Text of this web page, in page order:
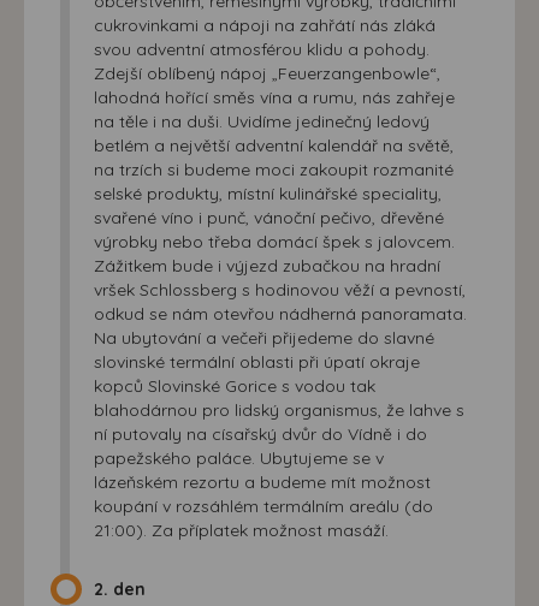
cukrovinkami a nápoji na zahřátí nás zláká
svou adventní atmosférou klidu a pohody.
Zdejší oblíbený nápoj „Feuerzangenbowle“,
lahodná hořící směs vína a rumu, nás zahřeje
na těle i na duši. Uvidíme jedinečný ledový
betlém a největší adventní kalendář na světě,
na trzích si budeme moci zakoupit rozmanité
selské produkty, místní kulinářské speciality,
svařené víno i punč, vánoční pečivo, dřevěné
výrobky nebo třeba domácí špek s jalovcem.
Zážitkem bude i výjezd zubačkou na hradní
vršek Schlossberg s hodinovou věží a pevností,
odkud se nám otevřou nádherná panoramata.
Na ubytování a večeři přijedeme do slavné
slovinské termální oblasti při úpatí okraje
kopců Slovinské Gorice s vodou tak
blahodárnou pro lidský organismus, že lahve s
ní putovaly na císařský dvůr do Vídně i do
papežského paláce. Ubytujeme se v
lázeňském rezortu a budeme mít možnost
koupání v rozsáhlém termálním areálu (do
21:00). Za příplatek možnost masáží.
2. den